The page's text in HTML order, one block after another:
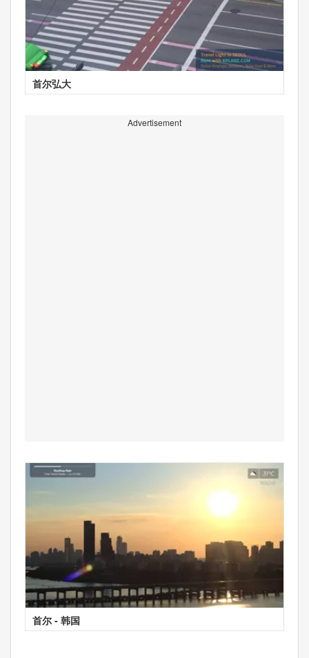
首尔弘大
Advertisement
首尔 - 韩国